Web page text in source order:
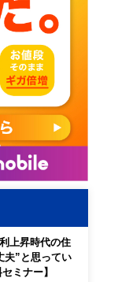
上昇時代の住
夫”と思ってい
ミナー】